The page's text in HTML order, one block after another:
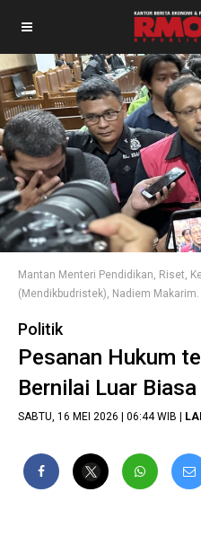
Mantan Menteri Pendidikan, Riset,
(Mendikbudristek), Nadiem
Politik
Pesanan Hukum
Bernilai Luar Biasa
SABTU, 16 MEI 2026 | 06:44 WIB |